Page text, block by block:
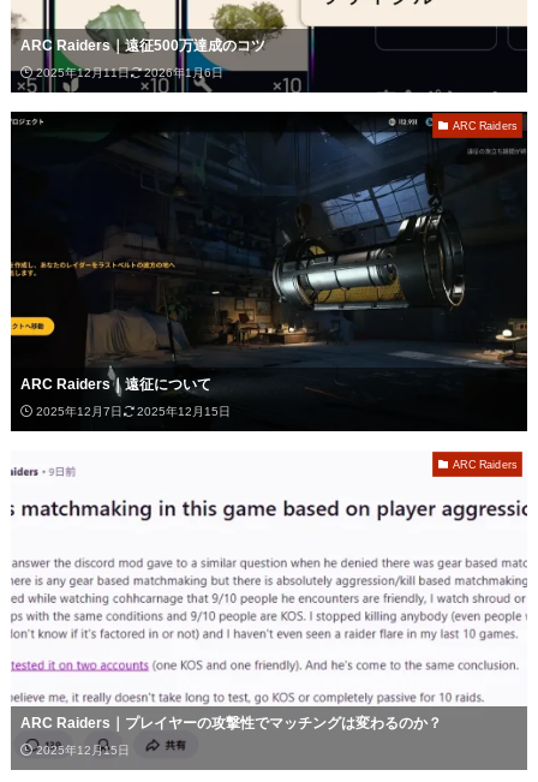
ARC Raiders｜遠征500万達成のコツ
2025年12月11日 2026年1月6日
ARC Raiders
ARC Raiders｜遠征について
2025年12月7日 2025年12月15日
ARC Raiders
ARC Raiders｜プレイヤーの攻撃性でマッチングは変わるのか？
2025年12月15日